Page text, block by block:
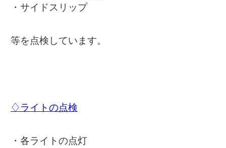
・サイドスリップ
等を点検しています。
♢ライトの点検
・各ライトの点灯